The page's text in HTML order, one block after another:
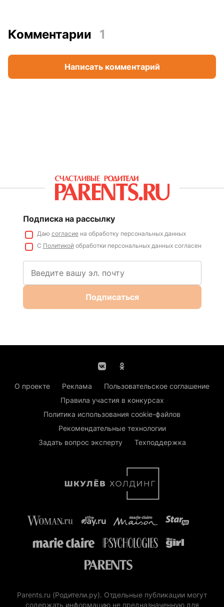
Комментарии 1
Написать комментарий
Подписка на рассылку
Даю согласиена обработку персональных данных
С Политикойобработки персональных данных согласен
Подписаться
О проекте Реклама
Пользовательское соглашение
Правила участия в конкурсах
Политика использования cookie-файлов
Рекомендательные технологии
Задать вопрос эксперту
Техподдержка
Parents.ru (Родители.ру). Отдельные публикации могут
содержать информацию не предназначенную для